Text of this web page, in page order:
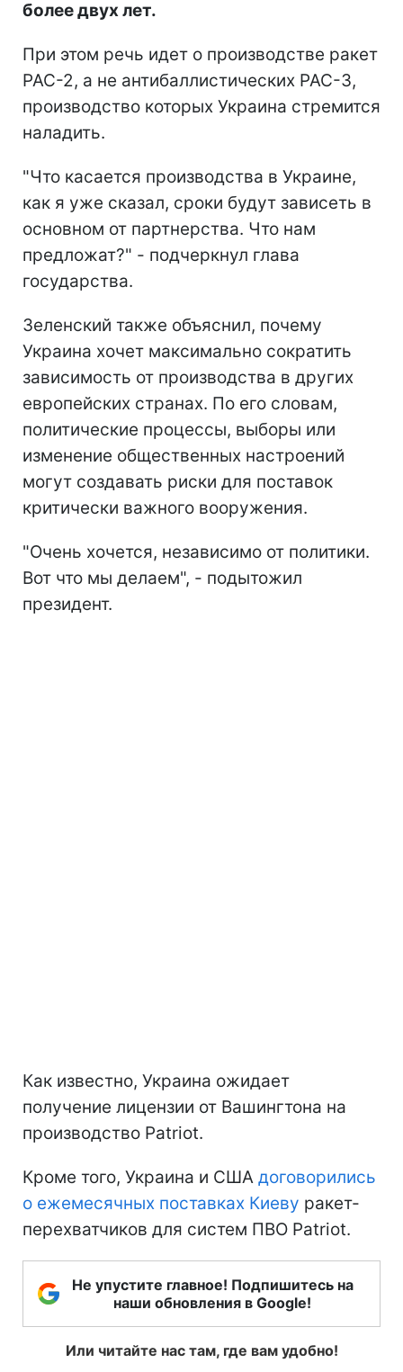
более двух лет.
При этом речь идет о производстве ракет
PAC-2, а не антибаллистических PAC-3,
производство которых Украина стремится
наладить.
"Что касается производства в Украине,
как я уже сказал, сроки будут зависеть в
основном от партнерства. Что нам
предложат?" - подчеркнул глава
государства.
Зеленский также объяснил, почему
Украина хочет максимально сократить
зависимость от производства в других
европейских странах. По его словам,
политические процессы, выборы или
изменение общественных настроений
могут создавать риски для поставок
критически важного вооружения.
"Очень хочется, независимо от политики.
Вот что мы делаем", - подытожил
президент.
Как известно, Украина ожидает
получение лицензии от Вашингтона на
производство Patriot.
Кроме того, Украина и США договорились
о ежемесячных поставках Киеву ракет-
перехватчиков для систем ПВО Patriot.
Не упустите главное! Подпишитесь на
наши обновления в Google!
Или читайте нас там, где вам удобно!